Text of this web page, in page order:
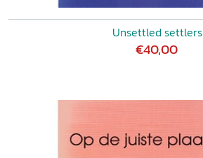
Unsettled settlers
€40,00